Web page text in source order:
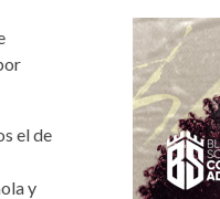
el de
y